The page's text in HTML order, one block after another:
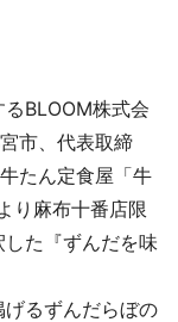
BLOOM株式会
市、代表取締
たん定食屋「牛
り麻布十番店限
た『ずんだを味
るずんだらぼの